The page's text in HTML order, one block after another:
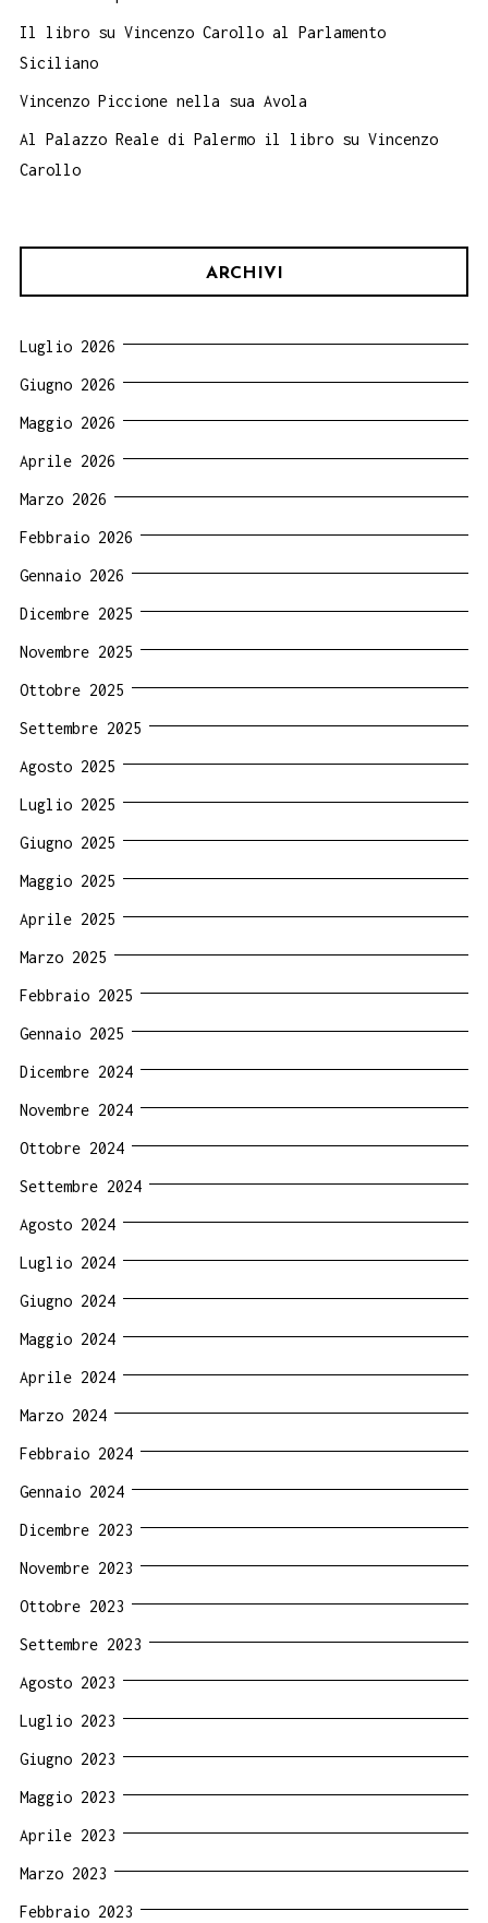
Il libro su Vincenzo Carollo al Parlamento
Siciliano
Vincenzo Piccione nella sua Avola
Al Palazzo Reale di Palermo il libro su Vincenzo
Carollo
ARCHIVI
Luglio 2026
Giugno 2026
Maggio 2026
Aprile 2026
Marzo 2026
Febbraio 2026
Gennaio 2026
Dicembre 2025
Novembre 2025
Ottobre 2025
Settembre 2025
Agosto 2025
Luglio 2025
Giugno 2025
Maggio 2025
Aprile 2025
Marzo 2025
Febbraio 2025
Gennaio 2025
Dicembre 2024
Novembre 2024
Ottobre 2024
Settembre 2024
Agosto 2024
Luglio 2024
Giugno 2024
Maggio 2024
Aprile 2024
Marzo 2024
Febbraio 2024
Gennaio 2024
Dicembre 2023
Novembre 2023
Ottobre 2023
Settembre 2023
Agosto 2023
Luglio 2023
Giugno 2023
Maggio 2023
Aprile 2023
Marzo 2023
Febbraio 2023